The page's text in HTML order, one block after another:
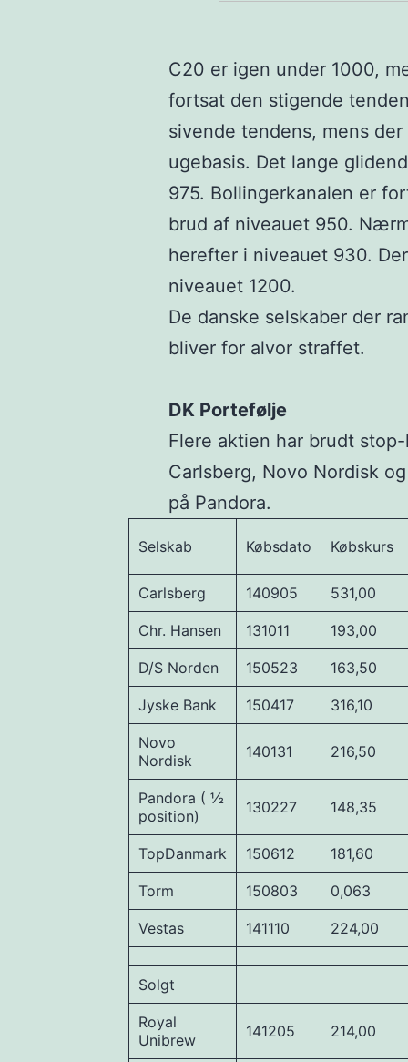
C20 er igen under 1000,
fortsat den stigende
sivende tendens, mens
ugebasis. Det lange
975. Bollingerkanalen er
brud af niveauet 950.
herefter i niveauet 930.
niveauet 1200.
De danske selskaber der
bliver for alvor straffet.
DK Portefølje
Flere aktien har brudt
Carlsberg, Novo Nordisk
på Pandora.
Selskab Købsdato Købskurs
Carlsberg 140905 531,00
Chr. Hansen 131011 193,00
D/S Norden 150523 163,50
Jyske Bank 150417 316,10
Novo
Nordisk
140131 216,50
Pandora ( ½
position)
130227 148,35
TopDanmark 150612 181,60
Torm 150803 0,063
Vestas 141110 224,00
Solgt
Royal
Unibrew
141205 214,00